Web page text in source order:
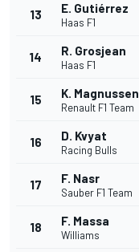
13 E. Gutiérrez
Haas F1
14 R. Grosjean
Haas F1
15 K. Magnussen
Renault F1 Team
16 D. Kvyat
Racing Bulls
17 F. Nasr
Sauber F1 Team
18 F. Massa
Williams